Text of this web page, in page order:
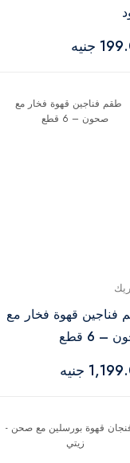
جنيه
فناجين قهوة فخار مع
– 6 قطع
جنيه